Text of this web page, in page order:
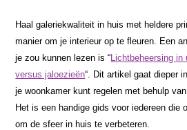
Haal galeriekwaliteit in huis met heldere
manier om je interieur op te fleuren. Een
je zou kunnen lezen is “ Lichtbeheersing
versus jaloezieën“. Dit artikel gaat dieper
je woonkamer kunt regelen met behulp
Het is een handige gids voor iedereen die
om de sfeer in huis te verbeteren.